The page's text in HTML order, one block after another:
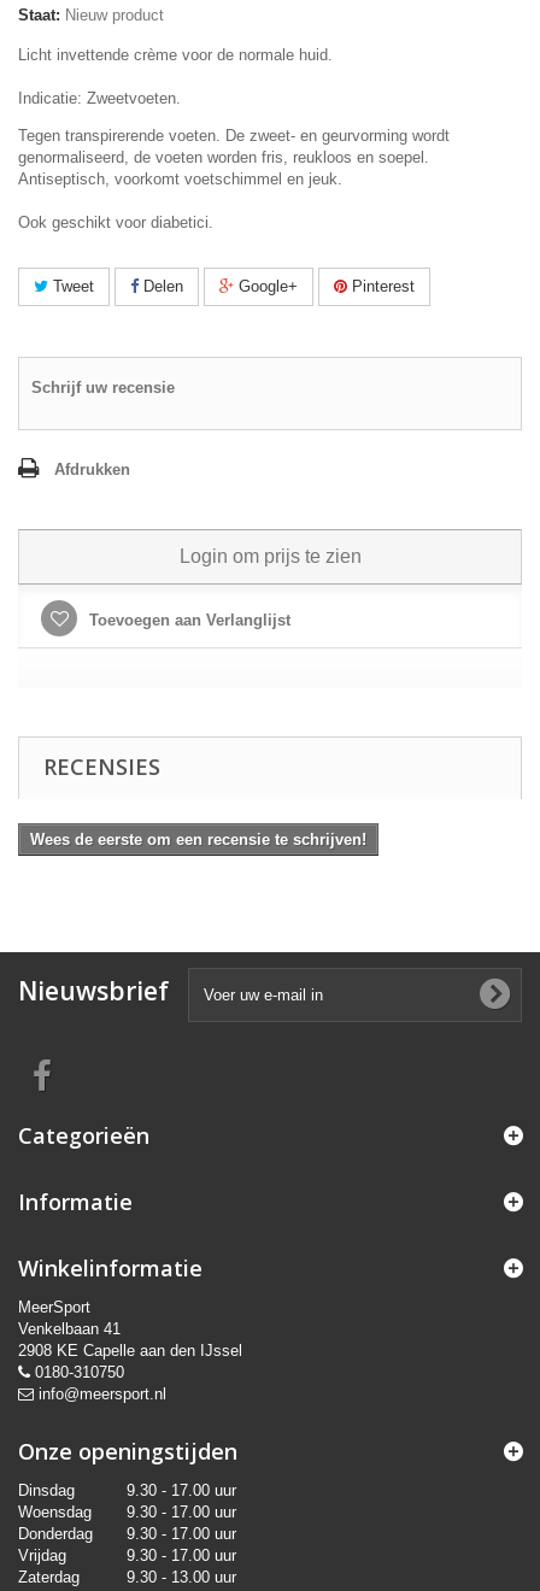
Staat: Nieuw product
Licht invettende crème voor de normale huid.
Indicatie: Zweetvoeten.
Tegen transpirerende voeten. De zweet- en geurvorming wordt
genormaliseerd, de voeten worden fris, reukloos en soepel.
Antiseptisch, voorkomt voetschimmel en jeuk.
Ook geschikt voor diabetici.
Tweet Delen Google+ Pinterest
Schrijf uw recensie
Afdrukken
Login om prijs te zien
Toevoegen aan Verlanglijst
RECENSIES
Wees de eerste om een recensie te schrijven!
Nieuwsbrief
Categorieën
Informatie
Winkelinformatie
MeerSport
Venkelbaan 41
2908 KE Capelle aan den IJssel
0180-310750
info@meersport.nl
Onze openingstijden
Dinsdag
9.30 - 17.00 uur
Woensdag
9.30 - 17.00 uur
Donderdag
9.30 - 17.00 uur
Vrijdag
9.30 - 17.00 uur
Zaterdag
9.30 - 13.00 uur